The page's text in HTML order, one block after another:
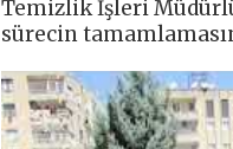
Temizlik İşleri
sürecin